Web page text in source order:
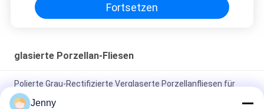
Fortsetzen
glasierte Porzellan-Fliesen
Polierte Grau-Rectifizierte Verglaserte Porzellanfliesen für
Wohn- / Gewerbezwecke
Jenny